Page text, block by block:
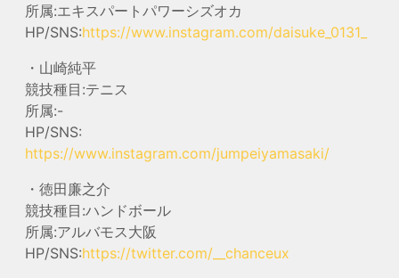
所属:エキスパートパワーシズオカ
HP/SNS:https://www.instagram.com/daisuke_0131_
・山崎純平
競技種目:テニス
所属:-
HP/SNS:
https://www.instagram.com/jumpeiyamasaki/
・徳田廉之介
競技種目:ハンドボール
所属:アルバモス大阪
HP/SNS:https://twitter.com/__chanceux